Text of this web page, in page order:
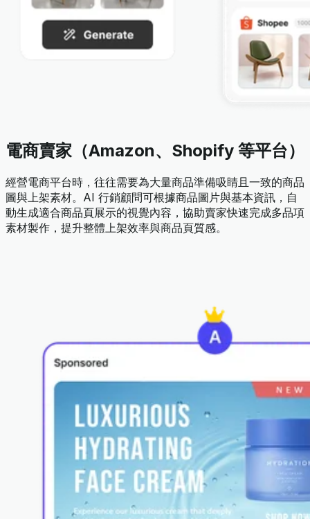
電商賣家（Amazon、Shopify 等平台）
經營電商平台時，往往需要為大量商品準備吸睛且一致的商品
圖與上架素材。AI 行銷顧問可根據商品圖片與基本資訊，自
動生成適合商品頁展示的視覺內容，協助賣家快速完成多品項
素材製作，提升整體上架效率與商品頁質感。